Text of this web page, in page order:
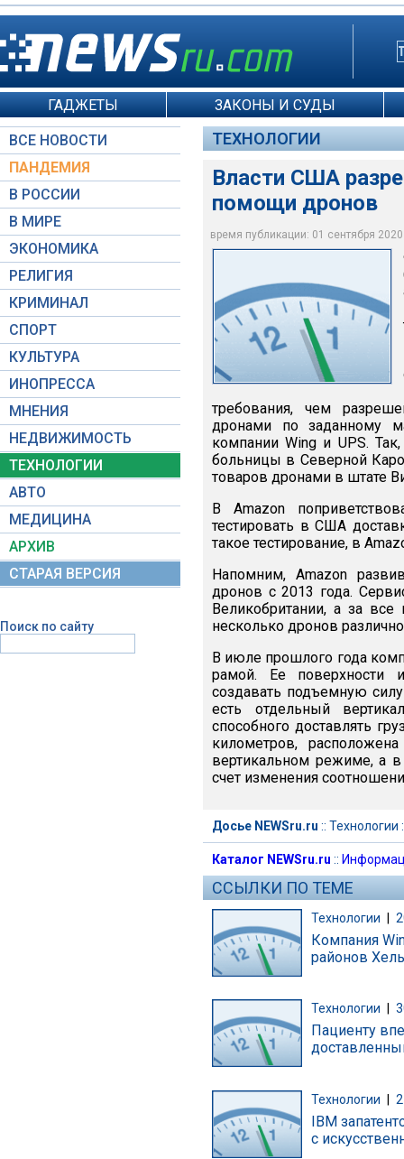
ГАДЖЕТЫ ЗАКОНЫ И СУДЫ
ВСЕ НОВОСТИ
ПАНДЕМИЯ
В РОССИИ
В МИРЕ
ЭКОНОМИКА
РЕЛИГИЯ
КРИМИНАЛ
СПОРТ
КУЛЬТУРА
ИНОПРЕССА
МНЕНИЯ
НЕДВИЖИМОСТЬ
ТЕХНОЛОГИИ
АВТО
МЕДИЦИНА
АРХИВ
СТАРАЯ ВЕРСИЯ
Поиск по сайту
ТЕХНОЛОГИИ
Власти США
помощи дронов
время публикации: 01 сентября
MikeMareen /
требования, чем
дронами по заданному
компании Wing и UPS.
больницы в Северной
товаров дронами в штате
В Amazon
тестировать в США
такое тестирование, в
Напомним, Amazon
дронов с 2013 года.
Великобритании, а за
несколько дронов
В июле прошлого года
рамой. Ее поверхности
создавать подъемную
есть отдельный
способного доставлять
километров,
вертикальном режиме, а
счет изменения
Досье NEWSru.ru :: Технологии
Каталог NEWSru.ru ::
ССЫЛКИ ПО ТЕМЕ
Технологии
Компания
районов
Технологии
Пациенту
Технологии |
IBM
с